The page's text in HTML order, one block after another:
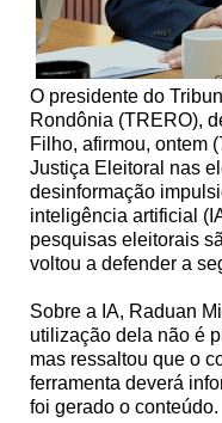
O presidente do
Rondônia (TRERO),
Filho, afirmou, ontem
Justiça Eleitoral nas
desinformação
inteligência artificial
pesquisas eleitorais
voltou a defender a
Sobre a IA, Raduan
utilização dela não é
mas ressaltou que o
ferramenta deverá
foi gerado o conteúdo.